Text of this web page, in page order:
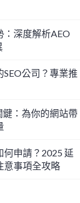
：深度解析AEO
公司？專業推
鍵：為你的網站帶
何申請？2025 延
意事項全攻略